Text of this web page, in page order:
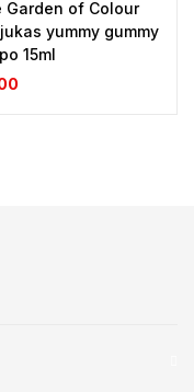
Garden of Colour
yummy gummy
15ml